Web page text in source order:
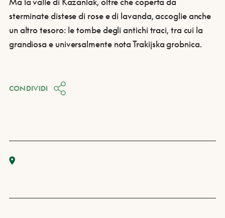
sterminate distese di rose e di lavanda, accoglie anche
un altro tesoro: le tombe degli antichi traci, tra cui la
grandiosa e universalmente nota Trakijska grobnica.
CONDIVIDI